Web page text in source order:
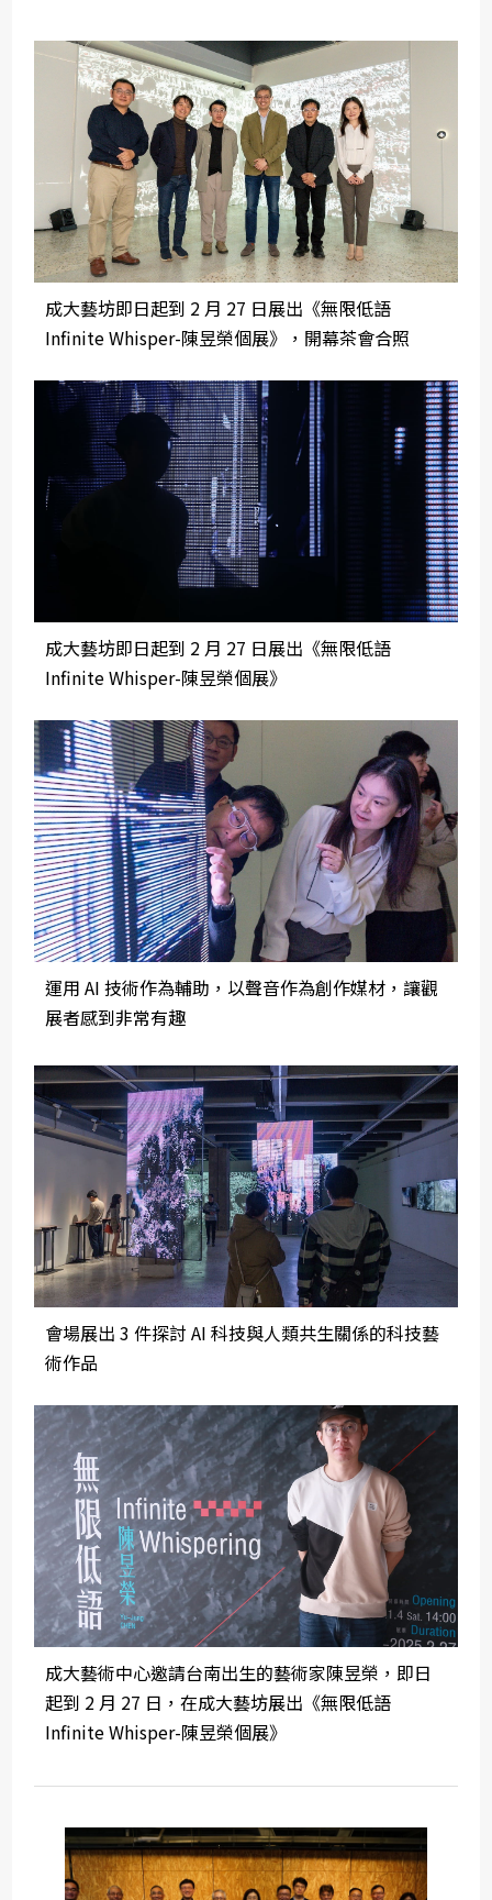
成大藝坊即日起到 2 月 27 日展出《無限低語
Infinite Whisper-陳昱榮個展》，開幕茶會合照
成大藝坊即日起到 2 月 27 日展出《無限低語
Infinite Whisper-陳昱榮個展》
運用 AI 技術作為輔助，以聲音作為創作媒材，讓觀
展者感到非常有趣
會場展出 3 件探討 AI 科技與人類共生關係的科技藝
術作品
成大藝術中心邀請台南出生的藝術家陳昱榮，即日
起到 2 月 27 日，在成大藝坊展出《無限低語
Infinite Whisper-陳昱榮個展》